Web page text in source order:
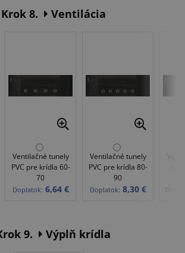
Krok 8. Ventilácia
Ventilačné tunely
PVC pre krídla 60-
70
Doplatok: 6,64 €
Ventilačné tunely
PVC pre krídla 80-
90
Doplatok: 8,30 €
9. Výplň krídla